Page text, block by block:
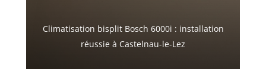
Climatisation bisplit Bosch 6000i : installation
réussie à Castelnau-le-Lez